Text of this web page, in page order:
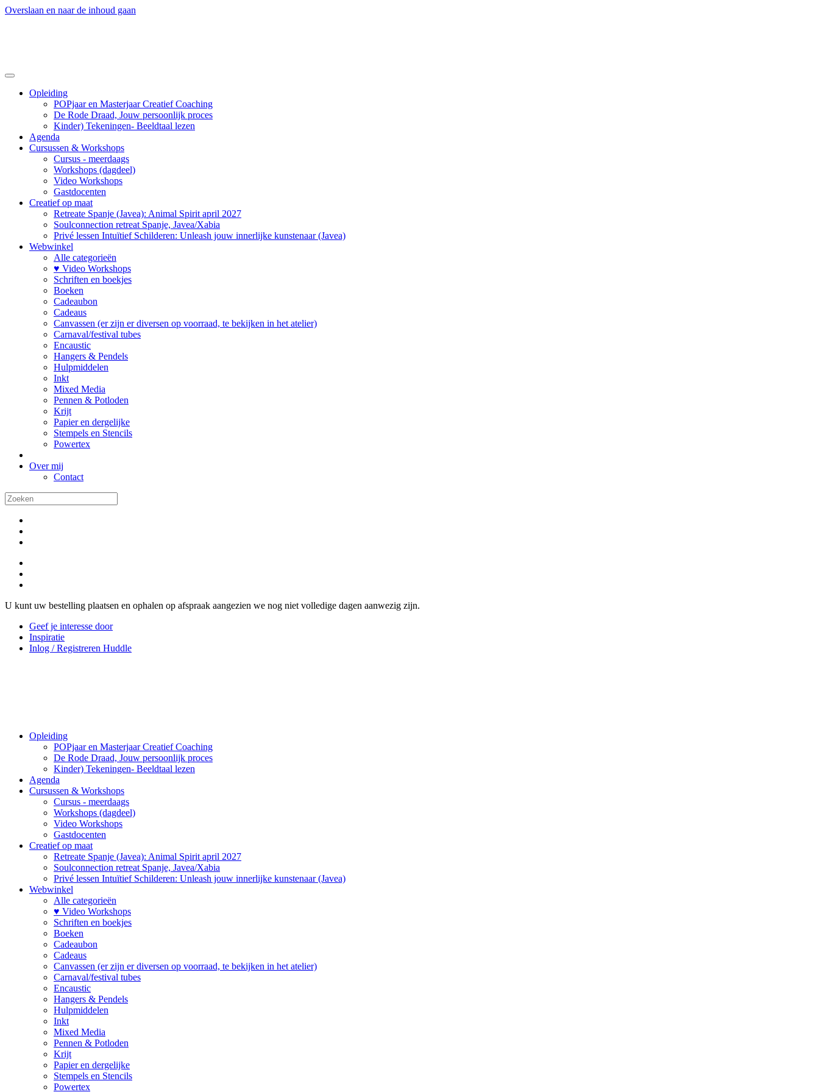
Overslaan en naar de inhoud gaan
Opleiding
POPjaar en Masterjaar Creatief Coaching
De Rode Draad, Jouw persoonlijk proces
Kinder) Tekeningen- Beeldtaal lezen
Agenda
Cursussen & Workshops
Cursus - meerdaags
Workshops (dagdeel)
Video Workshops
Gastdocenten
Creatief op maat
Retreate Spanje (Javea): Animal Spirit april 2027
Soulconnection retreat Spanje, Javea/Xabia
Privé lessen Intuïtief Schilderen: Unleash jouw innerlijke kunstenaar (Javea)
Webwinkel
Alle categorieën
♥ Video Workshops
Schriften en boekjes
Boeken
Cadeaubon
Cadeaus
Canvassen (er zijn er diversen op voorraad, te bekijken in het atelier)
Carnaval/festival tubes
Encaustic
Hangers & Pendels
Hulpmiddelen
Inkt
Mixed Media
Pennen & Potloden
Krijt
Papier en dergelijke
Stempels en Stencils
Powertex
Over mij
Contact
U kunt uw bestelling plaatsen en ophalen op afspraak aangezien we nog niet volledige dagen aanwezig zijn.
Geef je interesse door
Inspiratie
Inlog / Registreren Huddle
Opleiding
POPjaar en Masterjaar Creatief Coaching
De Rode Draad, Jouw persoonlijk proces
Kinder) Tekeningen- Beeldtaal lezen
Agenda
Cursussen & Workshops
Cursus - meerdaags
Workshops (dagdeel)
Video Workshops
Gastdocenten
Creatief op maat
Retreate Spanje (Javea): Animal Spirit april 2027
Soulconnection retreat Spanje, Javea/Xabia
Privé lessen Intuïtief Schilderen: Unleash jouw innerlijke kunstenaar (Javea)
Webwinkel
Alle categorieën
♥ Video Workshops
Schriften en boekjes
Boeken
Cadeaubon
Cadeaus
Canvassen (er zijn er diversen op voorraad, te bekijken in het atelier)
Carnaval/festival tubes
Encaustic
Hangers & Pendels
Hulpmiddelen
Inkt
Mixed Media
Pennen & Potloden
Krijt
Papier en dergelijke
Stempels en Stencils
Powertex